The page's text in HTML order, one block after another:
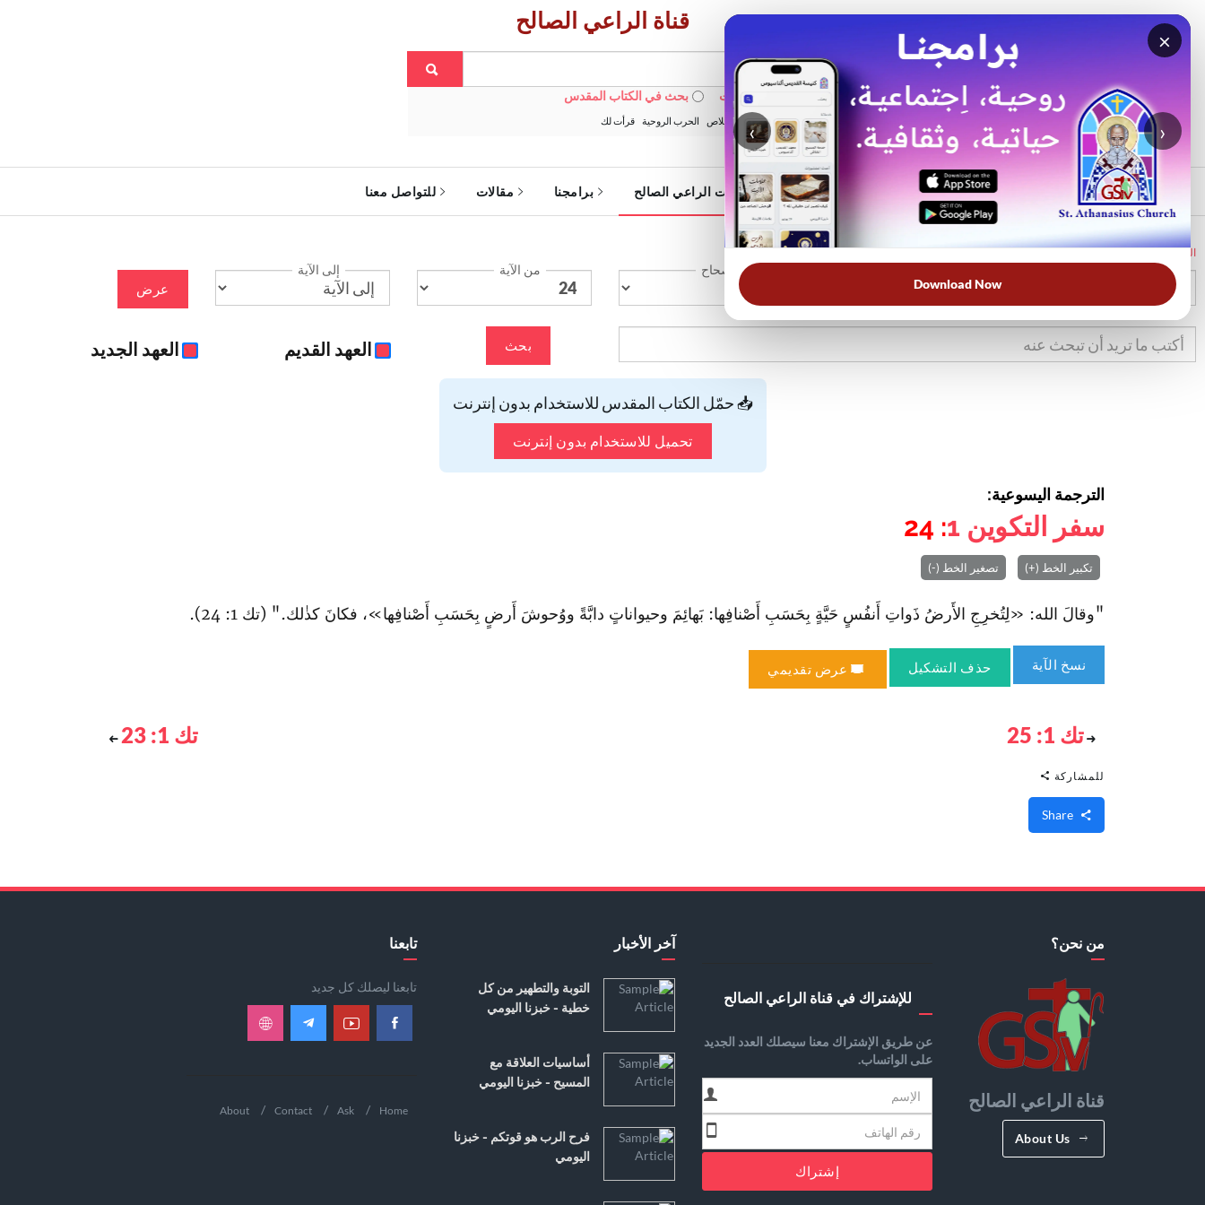
×
‹ ›
Download Now
قناة الراعي الصالح
بحث في الويبسايت بحث في الكتاب المقدس
الأكثر بحثًا: خبزنا اليومي الخلاص الحرب الروحية قرأت لك
الرئيسية خدمات الراعي الصالح برامجنا مقالات للتواصل معنا
الرئيسية
الإصحاح من الآية إلى الآية
عرض
بحث العهد القديم العهد الجديد
📥 حمّل الكتاب المقدس للاستخدام بدون إنترنت
تحميل للاستخدام بدون إنترنت
الترجمة اليسوعية:
سفر التكوين 1
: 24
تكبير الخط (+) تصغير الخط (-)
"وقالَ الله: «لِتُخرِجِ الأَرضُ ذَواتِ أَنفُسٍ حَيَّةٍ بِحَسَبِ أَصْنافِها: بَهائِمَ وحيواناتٍ دابَّةً ووُحوشَ أَرضٍ بِحَسَبِ أَصْنافِها»، فكانَ كذٰلك." (تك 1: 24).
نسخ الآية حذف التشكيل عرض تقديمي
تك 1: 25 تك 1: 23
للمشاركة
من نحن؟
قناة الراعي الصالح
About Us
للإشتراك في قناة الراعي الصالح
عن طريق الإشتراك معنا سيصلك العدد الجديد
على الواتساب.
إشتراك
آخر الأخبار
التوبة والتطهير من كل
خطية - خبزنا اليومي
أساسيات العلاقة مع
المسيح - خبزنا اليومي
فرح الرب هو قوتكم - خبزنا
اليومي
تابعنا
تابعنا ليصلك كل جديد
Home
Ask
Contact
About